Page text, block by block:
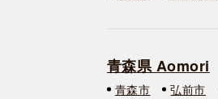
青森県 Aomori
青森市 弘前市